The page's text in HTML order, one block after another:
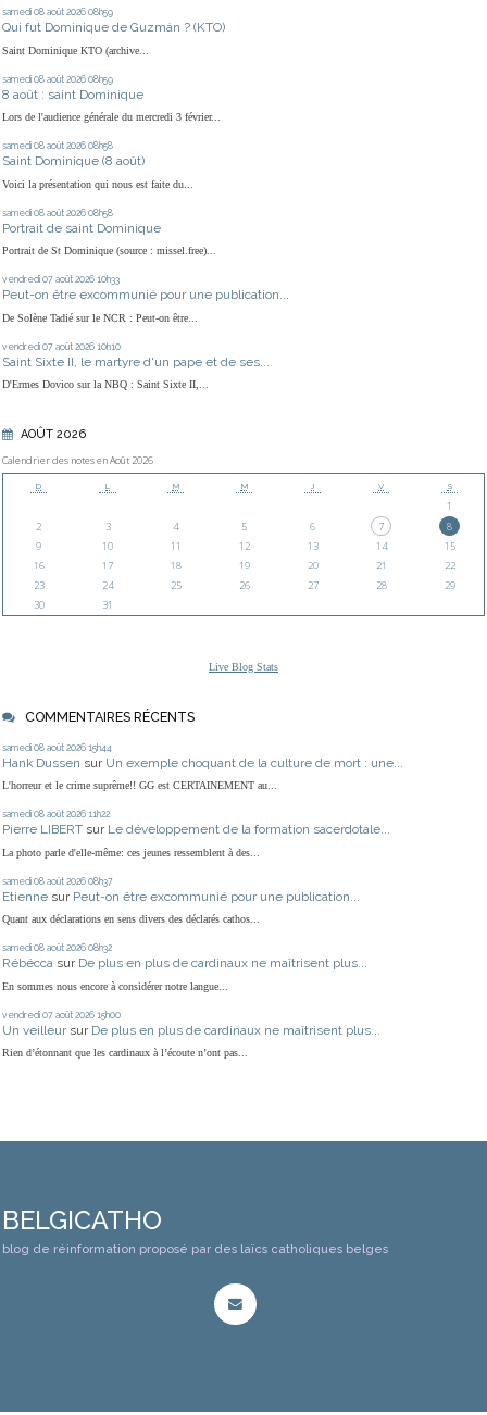
samedi 08 août 2026 08h59
Qui fut Dominique de Guzmán ? (KTO)
Saint Dominique KTO (archive...
samedi 08 août 2026 08h59
8 août : saint Dominique
Lors de l'audience générale du mercredi 3 février...
samedi 08 août 2026 08h58
Saint Dominique (8 août)
Voici la présentation qui nous est faite du...
samedi 08 août 2026 08h58
Portrait de saint Dominique
Portrait de St Dominique (source : missel.free)...
vendredi 07 août 2026 10h33
Peut-on être excommunié pour une publication...
De Solène Tadié sur le NCR : Peut-on être...
vendredi 07 août 2026 10h10
Saint Sixte II, le martyre d'un pape et de ses...
D'Ermes Dovico sur la NBQ : Saint Sixte II,...
AOÛT 2026
Calendrier des notes en Août 2026
D L M M J V S
1
2
3 4 5 6 7
8
9
10 11 12 13 14
15
16
17 18 19 20 21
22
23
24 25 26 27 28
29
30
31
Live Blog Stats
COMMENTAIRES RÉCENTS
samedi 08 août 2026 15h44
Hank Dussen sur Un exemple choquant de la culture de mort : une...
L'horreur et le crime suprême!! GG est CERTAINEMENT au...
samedi 08 août 2026 11h22
Pierre LIBERT sur Le développement de la formation sacerdotale...
La photo parle d'elle-même: ces jeunes ressemblent à des...
samedi 08 août 2026 08h37
Etienne sur Peut-on être excommunié pour une publication...
Quant aux déclarations en sens divers des déclarés cathos...
samedi 08 août 2026 08h32
Rébécca sur De plus en plus de cardinaux ne maîtrisent plus...
En sommes nous encore à considérer notre langue...
vendredi 07 août 2026 15h00
Un veilleur sur De plus en plus de cardinaux ne maîtrisent plus...
Rien d’étonnant que les cardinaux à l’écoute n’ont pas...
BELGICATHO
blog de réinformation proposé par des laïcs catholiques belges